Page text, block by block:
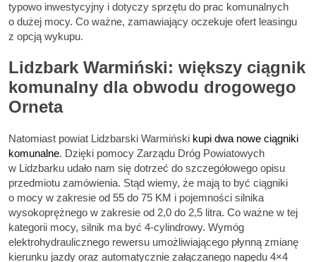
typowo inwestycyjny i dotyczy sprzętu do prac komunalnych
o dużej mocy. Co ważne, zamawiający oczekuje ofert leasingu
z opcją wykupu.
Lidzbark Warmiński: większy ciągnik
komunalny dla obwodu drogowego
Orneta
Natomiast powiat Lidzbarski Warmiński kupi dwa nowe ciągniki
komunalne. Dzięki pomocy Zarządu Dróg Powiatowych
w Lidzbarku udało nam się dotrzeć do szczegółowego opisu
przedmiotu zamówienia. Stąd wiemy, że mają to być ciągniki
o mocy w zakresie od 55 do 75 KM i pojemności silnika
wysokoprężnego w zakresie od 2,0 do 2,5 litra. Co ważne w tej
kategorii mocy, silnik ma być 4-cylindrowy. Wymóg
elektrohydraulicznego rewersu umożliwiającego płynną zmianę
kierunku jazdy oraz automatycznie załączanego napędu 4×4